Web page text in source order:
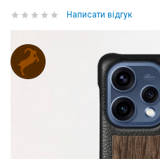
Написати відгук